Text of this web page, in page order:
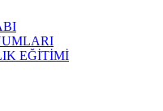
EĞİTİMİ